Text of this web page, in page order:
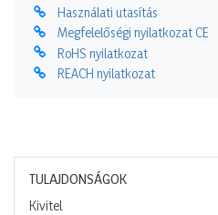
Használati utasítás
Megfelelőségi nyilatkozat CE
RoHS nyilatkozat
REACH nyilatkozat
TULAJDONSÁGOK
Kivitel